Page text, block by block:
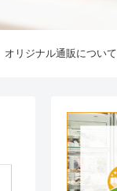
オリジナル通販について